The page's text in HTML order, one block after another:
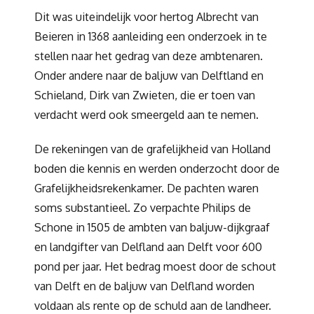
Dit was uiteindelijk voor hertog Albrecht van
Beieren in 1368 aanleiding een onderzoek in te
stellen naar het gedrag van deze ambtenaren.
Onder andere naar de baljuw van Delftland en
Schieland, Dirk van Zwieten, die er toen van
verdacht werd ook smeergeld aan te nemen.
De rekeningen van de grafelijkheid van Holland
boden die kennis en werden onderzocht door de
Grafelijkheidsrekenkamer. De pachten waren
soms substantieel. Zo verpachte Philips de
Schone in 1505 de ambten van baljuw-dijkgraaf
en landgifter van Delfland aan Delft voor 600
pond per jaar. Het bedrag moest door de schout
van Delft en de baljuw van Delfland worden
voldaan als rente op de schuld aan de landheer.